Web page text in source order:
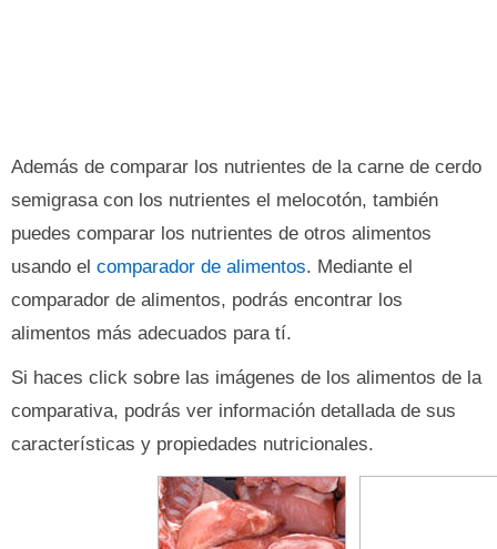
Además de comparar los nutrientes de la carne de cerdo
semigrasa con los nutrientes el melocotón, también
puedes comparar los nutrientes de otros alimentos
usando el comparador de alimentos. Mediante el
comparador de alimentos, podrás encontrar los
alimentos más adecuados para tí.
Si haces click sobre las imágenes de los alimentos de la
comparativa, podrás ver información detallada de sus
características y propiedades nutricionales.